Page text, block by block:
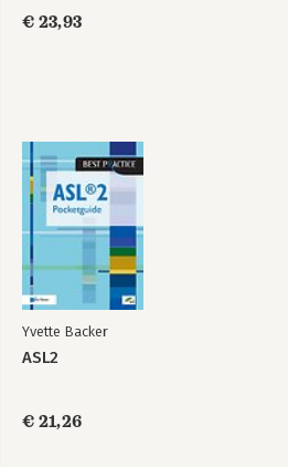
€ 23,93
Yvette Backer
ASL2
€ 21,26